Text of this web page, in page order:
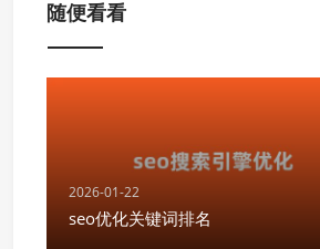
随便看看
2026-01-22
seo优化关键词排名